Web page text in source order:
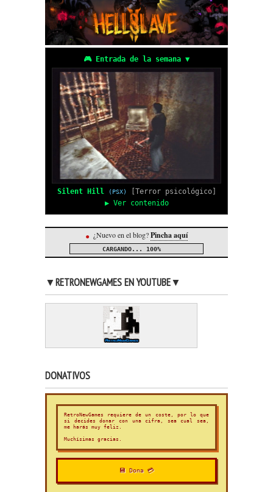
🎮 Entrada de la semana ▼
Silent Hill (PSX)
[Terror psicológico]
▶ Ver contenido
● ¿Nuevo en el blog?Pincha aquí
CARGANDO... 100%
▼RETRONEWGAMES EN YOUTUBE▼
DONATIVOS
RetroNewGames requiere de un coste, por lo que
si decides donar con una cifra, sea cual sea,
me harás muy feliz.
Muchísimas gracias.
💾 Dona 💳